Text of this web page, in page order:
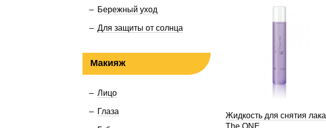
Бережный уход
Для защиты от солнца
Макияж
Лицо
Глаза
Жидкость для снятия лака
The ONE